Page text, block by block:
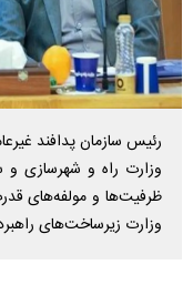
رئیس سازمان پدافند
وزارت راه و شهرسازی و
ظرفیت‌ها و مولفه‌های
وزارت زیرساخت‌های